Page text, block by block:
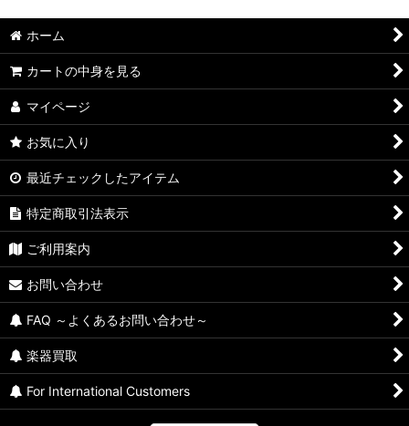
ホーム
カートの中身を見る
マイページ
お気に入り
最近チェックしたアイテム
特定商取引法表示
ご利用案内
お問い合わせ
FAQ ～よくあるお問い合わせ～
楽器買取
For International Customers